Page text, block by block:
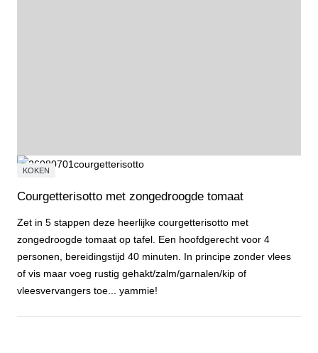
KOKEN
Courgetterisotto met zongedroogde tomaat
Zet in 5 stappen deze heerlijke courgetterisotto met
zongedroogde tomaat op tafel. Een hoofdgerecht voor 4
personen, bereidingstijd 40 minuten. In principe zonder vlees
of vis maar voeg rustig gehakt/zalm/garnalen/kip of
vleesvervangers toe... yammie!